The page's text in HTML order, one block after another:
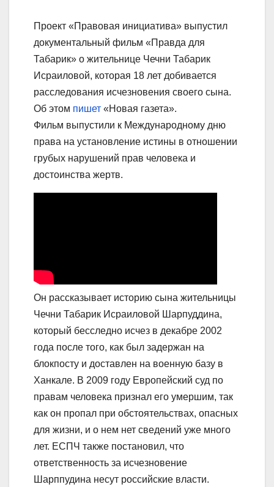
Проект «Правовая инициатива» выпустил
документальный фильм «Правда для
Табарик» о жительнице Чечни Табарик
Исраиловой, которая 18 лет добивается
расследования исчезновения своего сына.
Об этом пишет «Новая газета».
Фильм выпустили к Международному дню
права на установление истины в отношении
грубых нарушений прав человека и
достоинства жертв.
Он рассказывает историю сына жительницы
Чечни Табарик Исраиловой Шарпуддина,
который бесследно исчез в декабре 2002
года после того, как был задержан на
блокпосту и доставлен на военную базу в
Ханкале. В 2009 году Европейский суд по
правам человека признал его умершим, так
как он пропал при обстоятельствах, опасных
для жизни, и о нем нет сведений уже много
лет. ЕСПЧ также постановил, что
ответственность за исчезновение
Шарппудина несут российские власти.